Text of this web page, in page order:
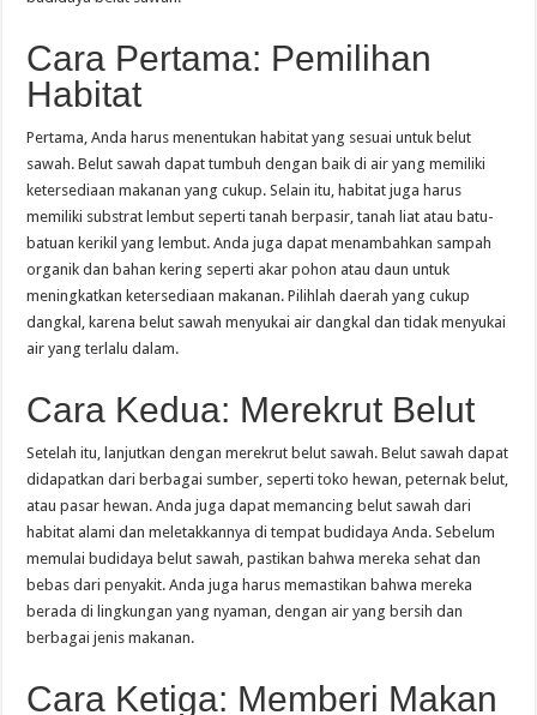
Cara Pertama: Pemilihan
Habitat
Pertama, Anda harus menentukan habitat yang sesuai untuk belut
sawah. Belut sawah dapat tumbuh dengan baik di air yang memiliki
ketersediaan makanan yang cukup. Selain itu, habitat juga harus
memiliki substrat lembut seperti tanah berpasir, tanah liat atau batu-
batuan kerikil yang lembut. Anda juga dapat menambahkan sampah
organik dan bahan kering seperti akar pohon atau daun untuk
meningkatkan ketersediaan makanan. Pilihlah daerah yang cukup
dangkal, karena belut sawah menyukai air dangkal dan tidak menyukai
air yang terlalu dalam.
Cara Kedua: Merekrut Belut
Setelah itu, lanjutkan dengan merekrut belut sawah. Belut sawah dapat
didapatkan dari berbagai sumber, seperti toko hewan, peternak belut,
atau pasar hewan. Anda juga dapat memancing belut sawah dari
habitat alami dan meletakkannya di tempat budidaya Anda. Sebelum
memulai budidaya belut sawah, pastikan bahwa mereka sehat dan
bebas dari penyakit. Anda juga harus memastikan bahwa mereka
berada di lingkungan yang nyaman, dengan air yang bersih dan
berbagai jenis makanan.
Cara Ketiga: Memberi Makan